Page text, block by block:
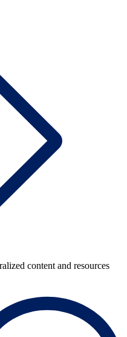
content and resources